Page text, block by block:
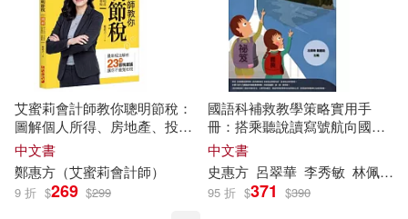
艾蜜莉會計師教你聰明節稅：
圖解個人所得、房地產、投資
理財、遺贈稅
中文書
鄭惠方 （艾蜜莉會計師）
9 折 $269 $299
國語科補救教學策略實用手
冊：搭乘聽說讀寫號航向國語
島
中文書
史惠方 呂翠華 李秀敏 林佩璇
95 折 $371 $390